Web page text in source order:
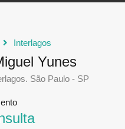
Interlagos
Yunes
São Paulo - SP